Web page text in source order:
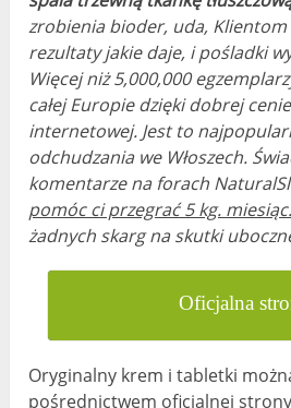
zrobienia bioder, uda,
rezultaty jakie daje, i pośladki
Więcej niż 5,000,000
całej Europie dzięki dobrej
internetowej. Jest to
odchudzania we Włoszech.
komentarze na forach
pomóc ci przegrać 5 kg. miesiąc.
żadnych skarg na skutki
Oficjalna
Oryginalny krem ​​i tabletki
pośrednictwem oficjalnej